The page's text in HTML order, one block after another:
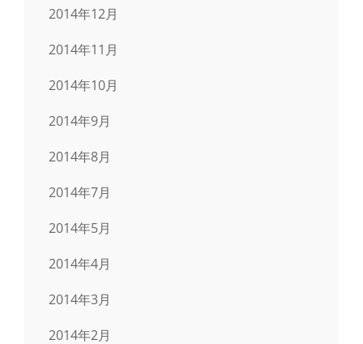
2014年12月
2014年11月
2014年10月
2014年9月
2014年8月
2014年7月
2014年5月
2014年4月
2014年3月
2014年2月